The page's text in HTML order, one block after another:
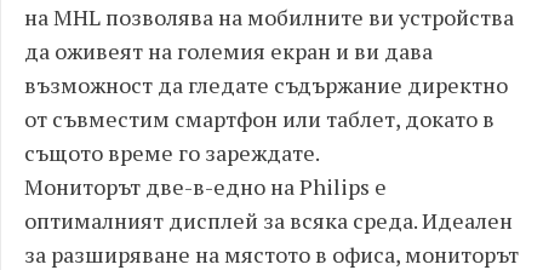
на MHL позволява на мобилните ви устройства
да оживеят на големия екран и ви дава
възможност да гледате съдържание директно
от съвместим смартфон или таблет, докато в
същото време го зареждате.
Мониторът две-в-едно на Philips е
оптималният дисплей за всяка среда. Идеален
за разширяване на мястото в офиса, мониторът